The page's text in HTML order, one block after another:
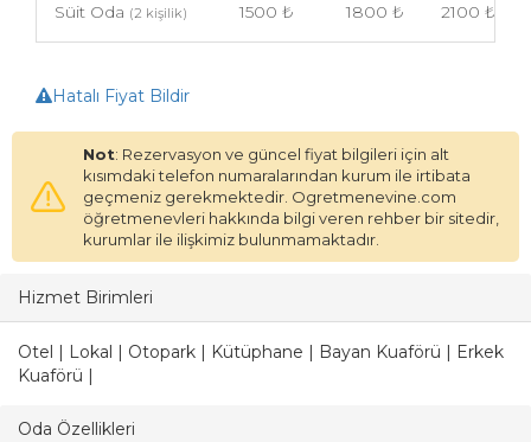
Süit Oda (2 kişilik) 1500 ₺ 1800 ₺ 2100 ₺
Hatalı Fiyat Bildir
Not: Rezervasyon ve güncel fiyat bilgileri için alt
kısımdaki telefon numaralarından kurum ile irtibata
geçmeniz gerekmektedir. Ogretmenevine.com
öğretmenevleri hakkında bilgi veren rehber bir sitedir,
kurumlar ile ilişkimiz bulunmamaktadır.
Hizmet Birimleri
Otel | Lokal | Otopark | Kütüphane | Bayan Kuaförü | Erkek
Kuaförü |
Oda Özellikleri